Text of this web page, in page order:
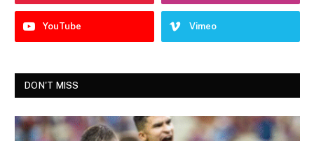
YouTube Vimeo
DON'T MISS